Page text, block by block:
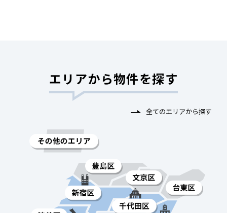
エリアから物件を探す
全てのエリアから探す